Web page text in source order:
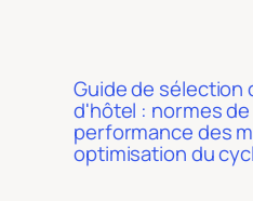
Guide de sélection
d'hôtel : normes
performance des
optimisation du